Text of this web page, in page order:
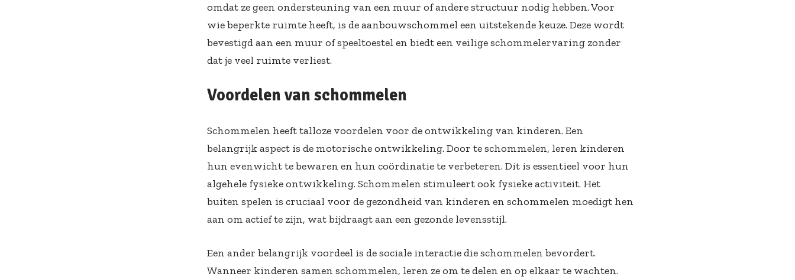
omdat ze geen ondersteuning van een muur of andere structuur nodig hebben. Voor
wie beperkte ruimte heeft, is de aanbouwschommel een uitstekende keuze. Deze wordt
bevestigd aan een muur of speeltoestel en biedt een veilige schommelervaring zonder
dat je veel ruimte verliest.
Voordelen van schommelen
Schommelen heeft talloze voordelen voor de ontwikkeling van kinderen. Een
belangrijk aspect is de motorische ontwikkeling. Door te schommelen, leren kinderen
hun evenwicht te bewaren en hun coördinatie te verbeteren. Dit is essentieel voor hun
algehele fysieke ontwikkeling. Schommelen stimuleert ook fysieke activiteit. Het
buiten spelen is cruciaal voor de gezondheid van kinderen en schommelen moedigt hen
aan om actief te zijn, wat bijdraagt aan een gezonde levensstijl.
Een ander belangrijk voordeel is de sociale interactie die schommelen bevordert.
Wanneer kinderen samen schommelen, leren ze om te delen en op elkaar te wachten.